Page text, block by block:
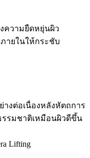
ความยืดหยุ่นผิว
ายในให้กระชับ
างต่อเนื่องหลังหัตถการ
รรมชาติเหมือนผิวดีขึ้น
Lifting